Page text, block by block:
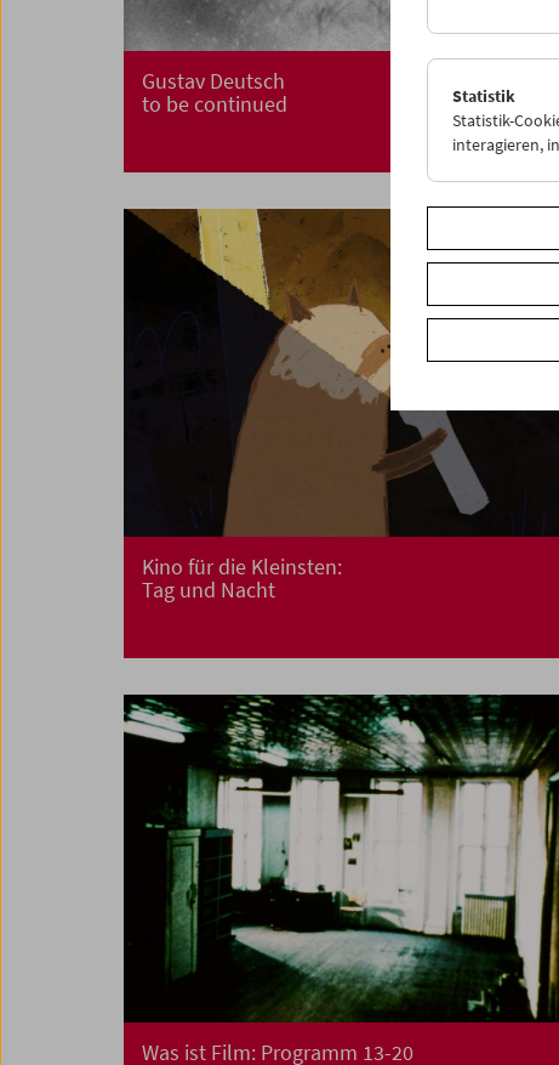
Gustav Deutsch
to be continued
Kino für die Kleinsten:
Tag und Nacht
Was ist Film: Programm 13-20
Statistik
Statistik-
interagieren,